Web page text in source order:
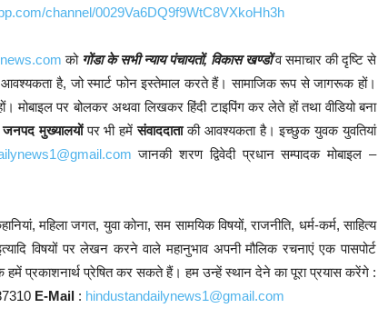
channel/0029Va6DQ9f9WtC8VXkoHh3h
को गोंडा के सभी न्याय पंचायतों, विकास खण्डों व समाचार की दृष्टि से
आवश्यकता है, जो स्मार्ट फोन इस्तेमाल करते हैं। सामाजिक रूप से जागरूक हों।
पर बोलकर अथवा लिखकर हिंदी टाइपिंग कर लेते हों तथा वीडियो बना
मुख्यालयोंपर भी हमेंसंवाददाताकी आवश्यकता है। इच्छुक युवक युवतियां
जानकी शरण द्विवेदी प्रधान सम्पादक मोबाइल –
महिला जगत, युवा कोना, सम सामयिक विषयों, राजनीति, धर्म-कर्म, साहित्य
विषयों पर लेखन करने वाले महानुभाव अपनी मौलिक रचनाएं एक पासपोर्ट
प्रकाशनार्थ प्रेषित कर सकते हैं। हम उन्हें स्थान देने का पूरा प्रयास करेंगे :
E-Mail : hindustandailynews1@gmail.com